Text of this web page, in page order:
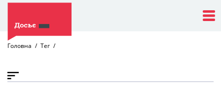
Головна Тег